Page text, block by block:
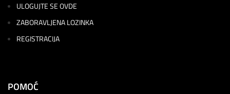
ULOGUJTE SE OVDE
ZABORAVLJENA LOZINKA
REGISTRACIJA
POMOĆ